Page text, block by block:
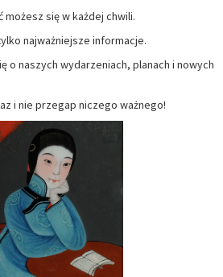
możesz się w każdej chwili.
najważniejsze informacje.
o naszych wydarzeniach, planach i nowych
i nie przegap niczego ważnego!